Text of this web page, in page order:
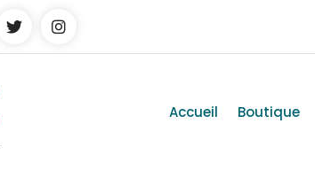
Accueil Boutique